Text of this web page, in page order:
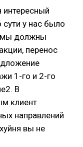
интересный
у нас было
мы должны
перенос
1-го и 2-го
В
клиент
направлений
вы не